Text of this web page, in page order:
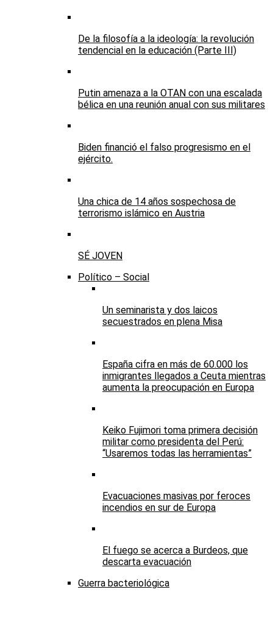
De la filosofía a la ideología: la revolución
tendencial en la educación (Parte III)
Putin amenaza a la OTAN con una escalada
bélica en una reunión anual con sus militares
Biden financió el falso progresismo en el
ejército.
Una chica de 14 años sospechosa de
terrorismo islámico en Austria
SÉ JOVEN
Político – Social
Un seminarista y dos laicos
secuestrados en plena Misa
España cifra en más de 60.000 los
inmigrantes llegados a Ceuta mientras
aumenta la preocupación en Europa
Keiko Fujimori toma primera decisión
militar como presidenta del Perú:
“Usaremos todas las herramientas”
Evacuaciones masivas por feroces
incendios en sur de Europa
El fuego se acerca a Burdeos, que
descarta evacuación
Guerra bacteriológica